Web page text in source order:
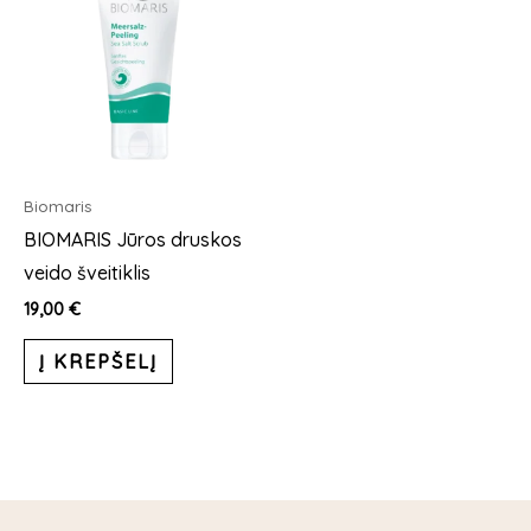
Biomaris
BIOMARIS Jūros druskos
veido šveitiklis
19,00 €
Į KREPŠELĮ